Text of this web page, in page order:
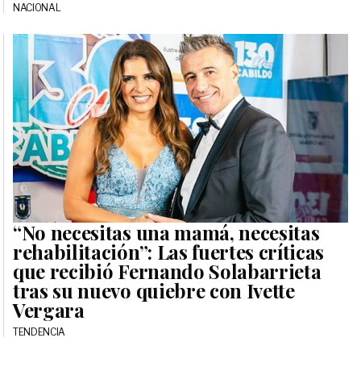
NACIONAL
“No necesitas una mamá, necesitas
rehabilitación”: Las fuertes críticas
que recibió Fernando Solabarrieta
tras su nuevo quiebre con Ivette
Vergara
TENDENCIA